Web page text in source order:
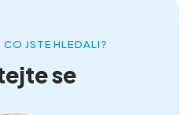
CO JSTE HLEDALI?
se